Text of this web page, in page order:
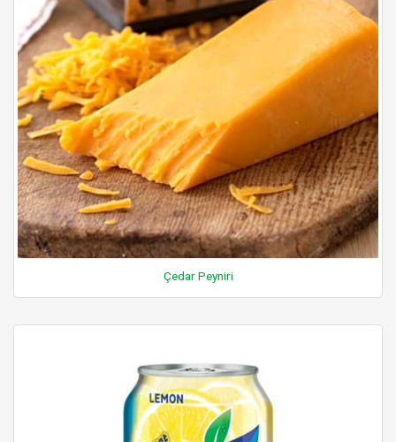
Çedar Peyniri